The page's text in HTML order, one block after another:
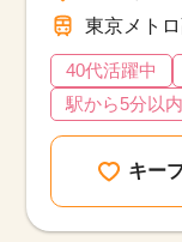
東京メト
40代活躍中
駅から5分以内
キー